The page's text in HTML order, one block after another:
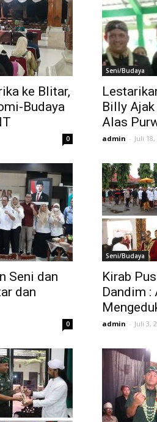
ke Blitar,
Budaya
0
Seni/Budaya
Billy
Alas
admin - Juli
Seni dan
dan
0
Seni/Budaya
Kirab
Dandim :
admin - Juli 3,